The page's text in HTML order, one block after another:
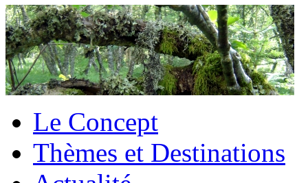
Le Concept
Thèmes et Destinations